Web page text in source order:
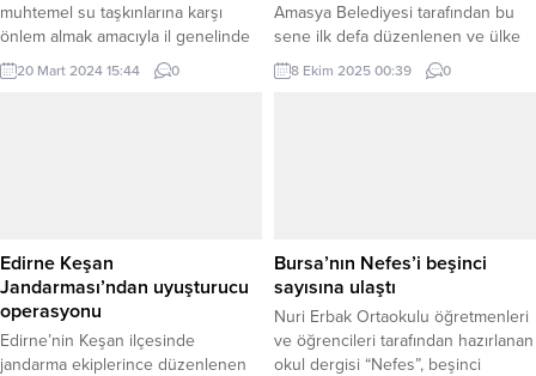
muhtemel su taşkınlarına karşı
önlem almak amacıyla il genelinde
çalışmalarını sürdüren MASKİ Genel
Müdürlüğü, Saruhanlı ilçesine bağlı
genelinde ani ve yoğun
yağışlardan kaynaklı
yaşanabilecek...
20 Mart 2024 15:44 0
Amasya Belediyesi tarafından bu
sene ilk defa düzenlenen ve ülke
çapından birçok yayınevi ve değerli
yazarları bir araya getiren dev kitap
kapalı...
8 Ekim 2025 00:39 0
Edirne Keşan
Jandarması’ndan uyuşturucu
operasyonu
Edirne’nin Keşan ilçesinde
jandarma ekiplerince düzenlenen
Bursa’nın Nefes’i beşinci
sayısına ulaştı
Nuri Erbak Ortaokulu öğretmenleri
ve öğrencileri tarafından hazırlanan
okul dergisi “Nefes”, beşinci